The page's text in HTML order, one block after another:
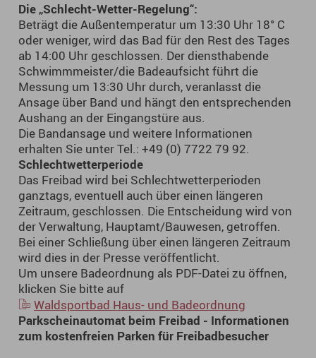
Die „Schlecht-Wetter-Regelung“:
Beträgt die Außentemperatur um 13:30 Uhr 18° C
oder weniger, wird das Bad für den Rest des Tages
ab 14:00 Uhr geschlossen. Der diensthabende
Schwimmmeister/die Badeaufsicht führt die
Messung um 13:30 Uhr durch, veranlasst die
Ansage über Band und hängt den entsprechenden
Aushang an der Eingangstüre aus.
Die Bandansage und weitere Informationen
erhalten Sie unter Tel.: +49 (0) 7722 79 92.
Schlechtwetterperiode
Das Freibad wird bei Schlechtwetterperioden
ganztags, eventuell auch über einen längeren
Zeitraum, geschlossen. Die Entscheidung wird von
der Verwaltung, Hauptamt/Bauwesen, getroffen.
Bei einer Schließung über einen längeren Zeitraum
wird dies in der Presse veröffentlicht.
Um unsere Badeordnung als PDF-Datei zu öffnen,
klicken Sie bitte auf
Waldsportbad Haus- und Badeordnung
Parkscheinautomat beim Freibad - Informationen
zum kostenfreien Parken für Freibadbesucher